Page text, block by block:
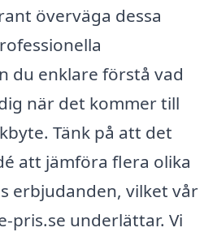
överväga dessa
du enklare förstå vad
när det kommer till
Tänk på att det
att jämföra flera olika
erbjudanden, vilket vår
pris.se underlättar. Vi